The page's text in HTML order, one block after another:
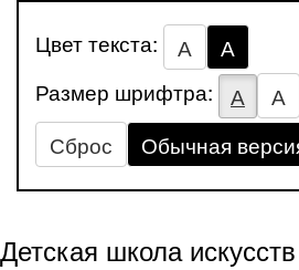
Цвет текста: А
А
Размер шрифтра:
А А
Сброс
Обычная
Детская школа